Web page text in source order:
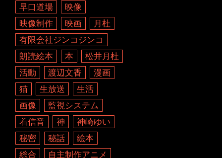
早口道場
映像
映像制作
映画
月杜
有限会社ジンコジンコ
朗読絵本
本
松井月杜
活動
渡辺文香
漫画
猫
生放送
生活
画像
監視システム
着信音
神
神崎ゆい
秘密
秘話
絵本
総合
自主制作アニメ